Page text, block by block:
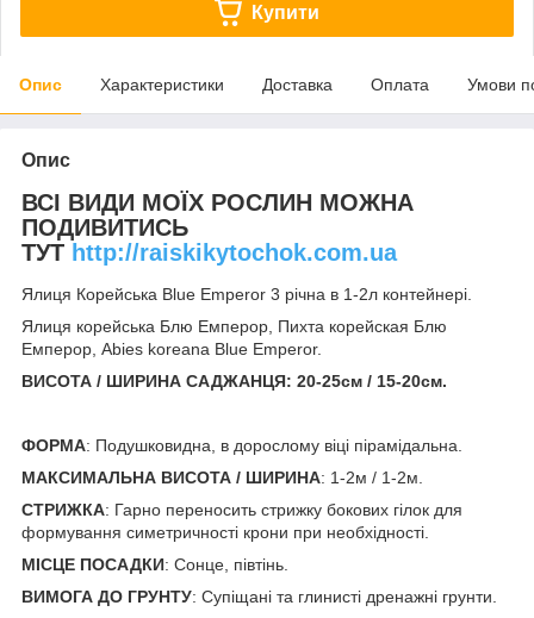
Купити
Опис Характеристики Доставка Оплата Умови
Опис
ВСІ ВИДИ МОЇХ РОСЛИН МОЖНА
ПОДИВИТИСЬ
ТУТ http://raiskikytochok.com.ua
Ялиця Корейська Blue Emperor 3 річна в 1-2л контейнері.
Ялиця корейська Блю Емперор, Пихта корейская Блю
Емперор, Abies koreana Blue Emperor.
ВИСОТА / ШИРИНА САДЖАНЦЯ: 20-25cм / 15-20см.
ФОРМА: Подушковидна, в дорослому віці пірамідальна.
МАКСИМАЛЬНА ВИСОТА / ШИРИНА: 1-2м / 1-2м.
СТРИЖКА: Гарно переносить стрижку бокових гілок для
формування симетричності крони при необхідності.
МІСЦЕ ПОСАДКИ: Сонце, півтінь.
ВИМОГА ДО ГРУНТУ: Супіщані та глинисті дренажні грунти.